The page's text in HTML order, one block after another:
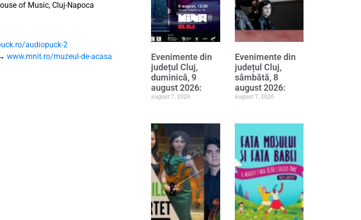
of Music, Cluj-Napoca
audiopuck-2
www.mnit.ro/muzeul-de-acasa
Evenimente din
județul Cluj,
duminică, 9
august 2026:
august 7, 2026
Evenimente din
județul Cluj,
sâmbătă, 8
august 2026:
august 7, 2026